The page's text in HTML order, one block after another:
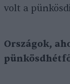
volt a
Országok,